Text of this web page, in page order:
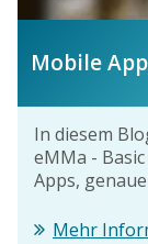
Mobile
In diesem
eMMa -
Apps,
Mehr